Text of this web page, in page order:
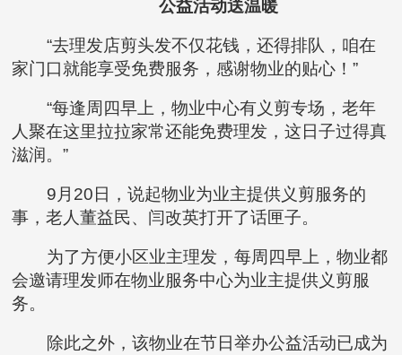
公益活动送温暖
“去理发店剪头发不仅花钱，还得排队，咱在
家门口就能享受免费服务，感谢物业的贴心！”
“每逢周四早上，物业中心有义剪专场，老年
人聚在这里拉拉家常还能免费理发，这日子过得真
滋润。”
9月20日，说起物业为业主提供义剪服务的
事，老人董益民、闫改英打开了话匣子。
为了方便小区业主理发，每周四早上，物业都
会邀请理发师在物业服务中心为业主提供义剪服
务。
除此之外，该物业在节日举办公益活动已成为